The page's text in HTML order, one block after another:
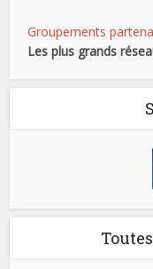
Groupements
Les plus grands